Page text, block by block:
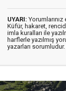
UYARI:
Küfür, hakaret,
imla kuralları ile
harflerle yazılmış
yazarları